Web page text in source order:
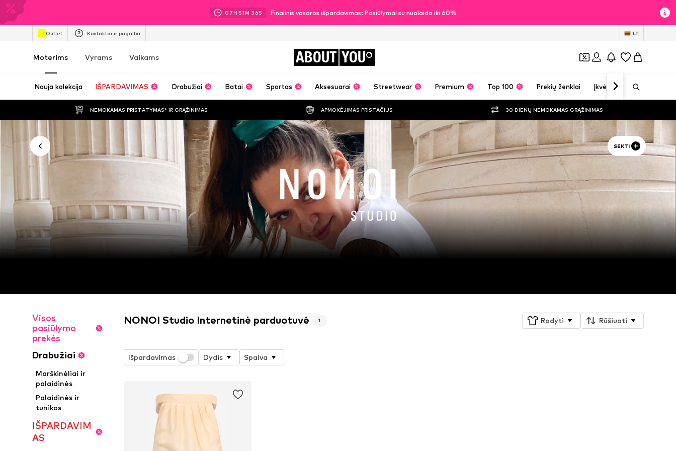
07H 51M 36S Finalinis vasaros išpardavimas: Pasiūlymai su nuolaida iki 60%
Outlet Kontaktai ir pagalba LT
Moterims Vyrams Vaikams ABOUT YOU
Nauja kolekcija IŠPARDAVIMAS Drabužiai Batai Sportas Aksesuarai Streetwear Premium Top 100 Prekių ženklai Įkvėpimas
NEMOKAMAS PRISTATYMAS* IR GRĄŽINIMAS APMOKĖJIMAS PRISTAČIUS 30 DIENŲ NEMOKAMAS GRĄŽINIMAS
SEKTI
Visos
pasiūlymo
prekės
Drabužiai
Marškinėliai ir
palaidinės
Palaidinės ir
tunikos
IŠPARDAVIM
AS
NONOI Studio Internetinė parduotuvė 1 Rodyti Rūšiuoti
Išpardavimas Dydis Spalva